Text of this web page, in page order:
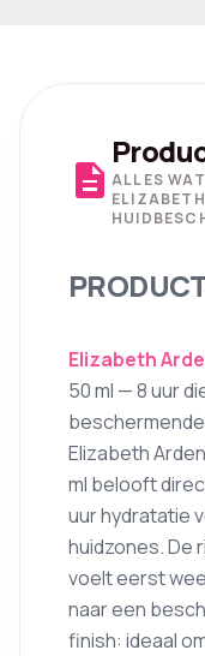
description ALLES
Elizabeth
50 ml — 8 uur
Elizabeth
ml belooft
uur hydratatie
huidzones. De
voelt eerst
naar een
finish: ideaal